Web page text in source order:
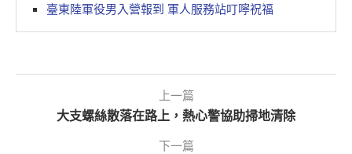
臺東陸軍役男入營報到 軍人服務站叮嚀祝福
上一篇
大支螺絲散落在路上，熱心警協助掃地清除
下一篇